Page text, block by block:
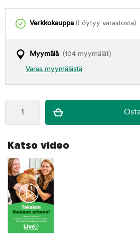
Verkkokauppa (Löytyy varastosta)
Myymälä (104 myymälät)
Varaa myymälästä
Katso video